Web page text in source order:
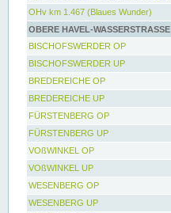
OHv km 1.467 (Blaues Wunder)
OBERE HAVEL-WASSERSTRASSE
BISCHOFSWERDER OP
BISCHOFSWERDER UP
BREDEREICHE OP
BREDEREICHE UP
FÜRSTENBERG OP
FÜRSTENBERG UP
VOßWINKEL OP
VOßWINKEL UP
WESENBERG OP
WESENBERG UP